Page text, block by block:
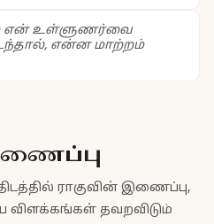
என் உள்ளுணர்வை
என்ன மாற்றம்
ராகுவின் இணைப்பு,
விளக்கங்கள் தவறவிடும்